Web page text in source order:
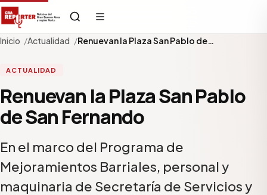
Inicio Actualidad Renuevan la Plaza San Pablo de…
ACTUALIDAD
Renuevan la Plaza San Pablo
de San Fernando
En el marco del Programa de
Mejoramientos Barriales, personal y
maquinaria de Secretaría de Servicios y